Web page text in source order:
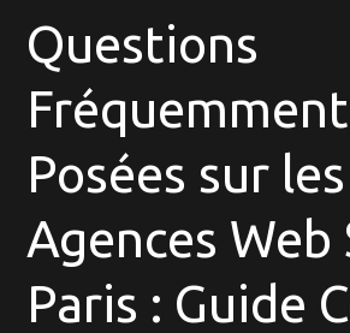
Questions
Fréquemment
Posées sur les
Agences Web
Paris : Guide